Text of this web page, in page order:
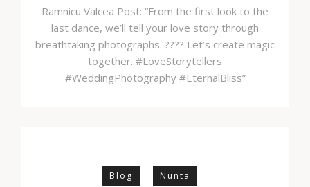
Ramnicu Valcea Post: “From the first look to the
last dance, we’ll tell your love story through
breathtaking photographs. ???? Let’s create magic
together. #LoveStorytellers
#WeddingPhotography #EternalBliss”
Blog Nunta